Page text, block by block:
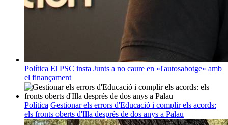
Política El PSC insta Junts a no caure en «l'autosabotge» amb
el finançament
Política Gestionar els errors d'Educació i complir els acords:
els fronts oberts d'Illa després de dos anys a Palau